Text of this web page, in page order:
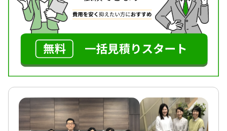
対応体制
電話相談可 / 訪問可 / 女性スタッフ対応可 / 土日相談
可 / 初回相談無料 / 18時以降相談可 / オンライン面談
可 / 事務所面談可